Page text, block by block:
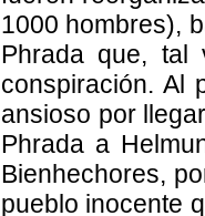
1000 hombres),
Phradaque, tal
conspiración. Al
ansioso por
Phradaa
Bienhechores,
pueblo inocente